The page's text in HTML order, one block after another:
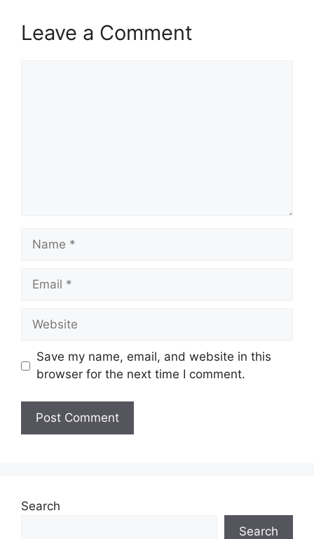
Leave a Comment
Name
Email
Website
Save my name, email, and website in this
browser for the next time I comment.
Search
Search